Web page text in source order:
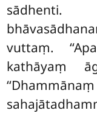
sādhenti.
vuttaṃ.
kathāyaṃ